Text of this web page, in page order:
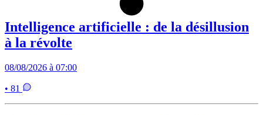
Intelligence artificielle : de la désillusion
à la révolte
08/08/2026 à 07:00
• 81